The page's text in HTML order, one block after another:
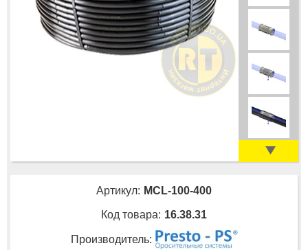
Артикул: MCL-100-400
Код товара: 16.38.31
Производитель: